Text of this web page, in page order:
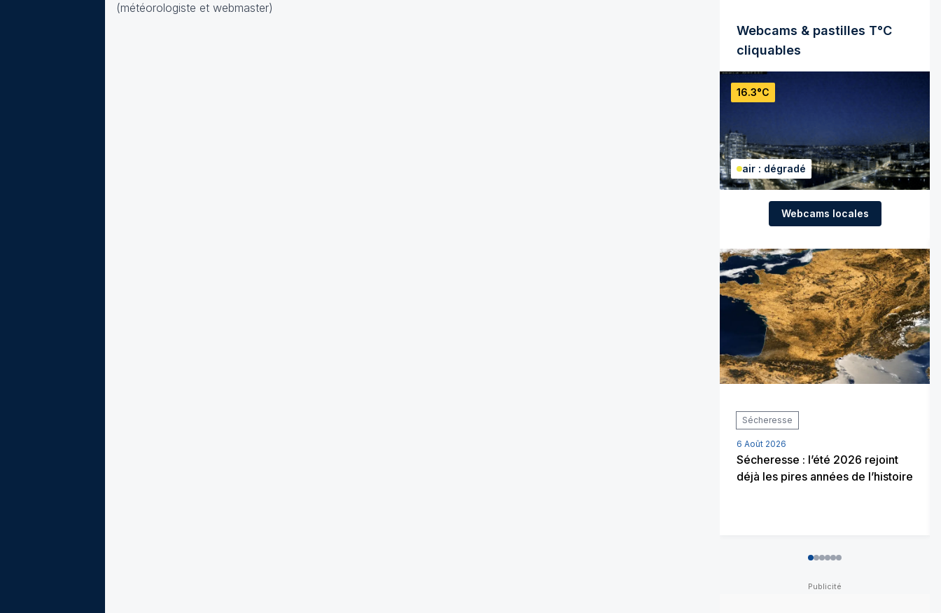
(météorologiste et webmaster)
Webcams & pastilles T°C
cliquables
16.3°C
air : dégradé
Webcams locales
Sécheresse
6 Août 2026
Sécheresse : l’été 2026 rejoint
déjà les pires années de l’histoire
012345